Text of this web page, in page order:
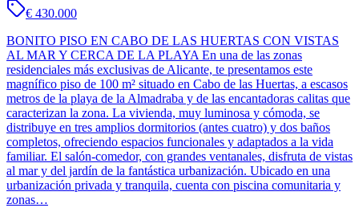
€ 430.000
BONITO PISO EN CABO DE LAS HUERTAS CON VISTAS
AL MAR Y CERCA DE LA PLAYA En una de las zonas
residenciales más exclusivas de Alicante, te presentamos este
magnífico piso de 100 m² situado en Cabo de las Huertas, a escasos
metros de la playa de la Almadraba y de las encantadoras calitas que
caracterizan la zona. La vivienda, muy luminosa y cómoda, se
distribuye en tres amplios dormitorios (antes cuatro) y dos baños
completos, ofreciendo espacios funcionales y adaptados a la vida
familiar. El salón-comedor, con grandes ventanales, disfruta de vistas
al mar y del jardín de la fantástica urbanización. Ubicado en una
urbanización privada y tranquila, cuenta con piscina comunitaria y
zonas…